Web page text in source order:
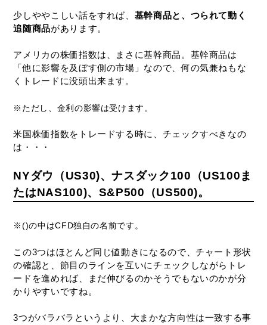
少しややこしい話をすれば、 基幹商品と、つられて動く
追随商品があります。
アメリカの株価指数は、まさに基幹商品。基幹商品は
「他に影響を及ぼす側の市場」なので、何の気兼ねもな
くトレードに没頭出来ます。
※ただし、金利の影響は受けます。
米国株価指数をトレードする時に、チェックすべきなの
は・・・
NYダウ（US30)、ナスダック100（US100ま
たはNAS100)、S&P500（US500)。
※()の中はCFD独自の名前です。
この3つはほとんど同じ値動きになるので、チャート形状
の確認と、節目のラインを互いにチェックしながらトレ
ードを進めれば、まだ伸びるのかそうでもないのかが分
かりやすいですね。
3つがバラバラというより、大まかな方向性は一致する事